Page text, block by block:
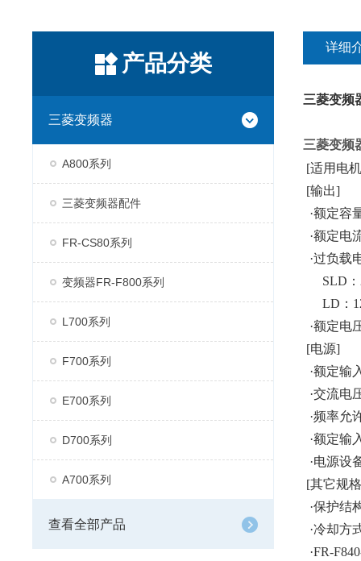
产品分类
三菱变频器
A800系列
三菱变频器配件
FR-CS80系列
变频器FR-F800系列
L700系列
F700系列
E700系列
D700系列
A700系列
查看全部产品
详细
三菱变频
三菱变频
[适用电
[输出]
·额定容
·额定电
·过负载
SLD：
LD：
·额定电
[电源]
·额定输
·交流电
·频率允
·额定输
·电源设
[其它规
·保护结
·冷却方
·FR-